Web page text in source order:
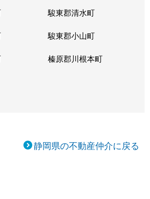
駿東郡清水町
駿東郡小山町
榛原郡川根本町
静岡県の不動産仲介に戻る